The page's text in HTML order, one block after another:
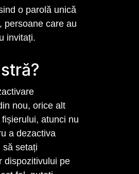
o parolă unică
persoane care au
invitați.
nou, orice alt
atunci nu
a dezactiva
să setați
dispozitivului pe